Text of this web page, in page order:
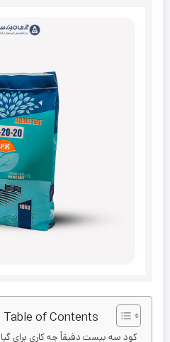
Table of Contents
کود سه بیست دقیقاً چه کاری برای